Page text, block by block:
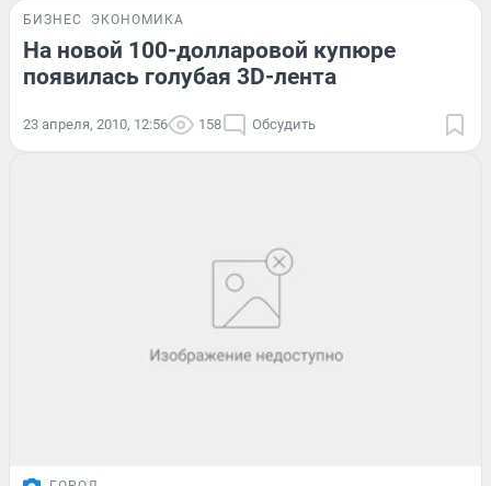
БИЗНЕС ЭКОНОМИКА
На новой 100-долларовой купюре
появилась голубая 3D-лента
23 апреля, 2010, 12:56 158 Обсудить